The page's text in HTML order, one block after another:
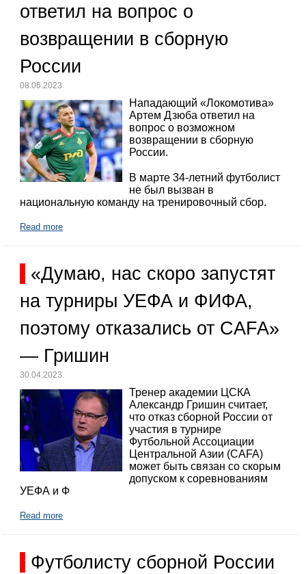
ответил на вопрос о
возвращении в сборную
России
08.06.2023
Нападающий «Локомотива»
Артем Дзюба ответил на
вопрос о возможном
возвращении в сборную
России.
В марте 34-летний футболист
не был вызван в
национальную команду на тренировочный сбор.
Read more
«Думаю, нас скоро запустят
на турниры УЕФА и ФИФА,
поэтому отказались от CAFA»
— Гришин
30.04.2023
Тренер академии ЦСКА
Александр Гришин считает,
что отказ сборной России от
участия в турнире
Футбольной Ассоциации
Центральной Азии (CAFA)
может быть связан со скорым
допуском к соревнованиям
УЕФА и Ф
Read more
Футболисту сборной России